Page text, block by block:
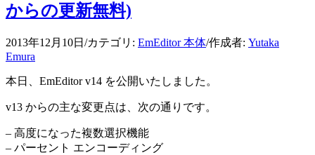
からの更新無料)
2013年12月10日 /カテゴリ: EmEditor 本体/作成者: Yutaka
Emura
本日、EmEditor v14 を公開いたしました。
v13 からの主な変更点は、次の通りです。
– 高度になった複数選択機能
– パーセント エンコーディング